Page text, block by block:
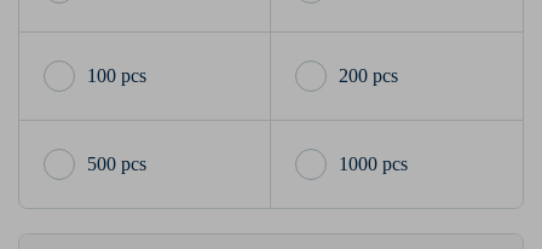
100 pcs 200 pcs
500 pcs 1000 pcs